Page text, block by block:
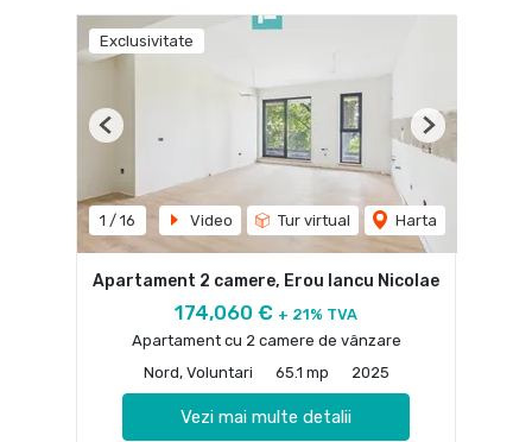
Exclusivitate
1 / 16 Video Tur virtual Harta
Previous Next
Apartament 2 camere, Erou Iancu Nicolae
174,060 € + 21% TVA
Apartament cu 2 camere de vânzare
Nord, Voluntari
65.1 mp 2025
Vezi mai multe detalii